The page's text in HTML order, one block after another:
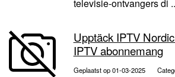
televisie-ontvangers di
Upptäck IPTV
IPTV abonnemang
Geplaatst op 01-03-2025